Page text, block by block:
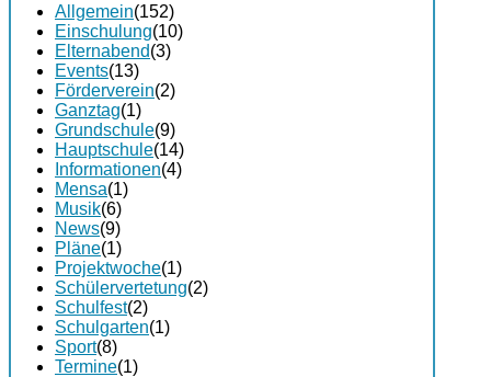
Allgemein(152)
Einschulung(10)
Elternabend(3)
Events(13)
Förderverein(2)
Ganztag(1)
Grundschule(9)
Hauptschule(14)
Informationen(4)
Mensa(1)
Musik(6)
News(9)
Pläne(1)
Projektwoche(1)
Schülervertetung(2)
Schulfest(2)
Schulgarten(1)
Sport(8)
Termine(1)